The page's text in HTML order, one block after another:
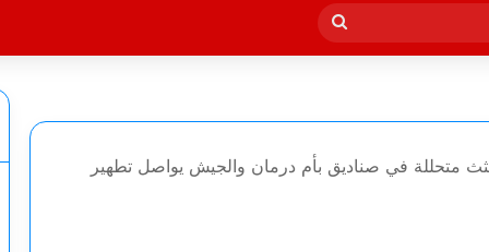
بحث
عن
متحللة في صناديق بأم درمان والجيش يواصل تطهير